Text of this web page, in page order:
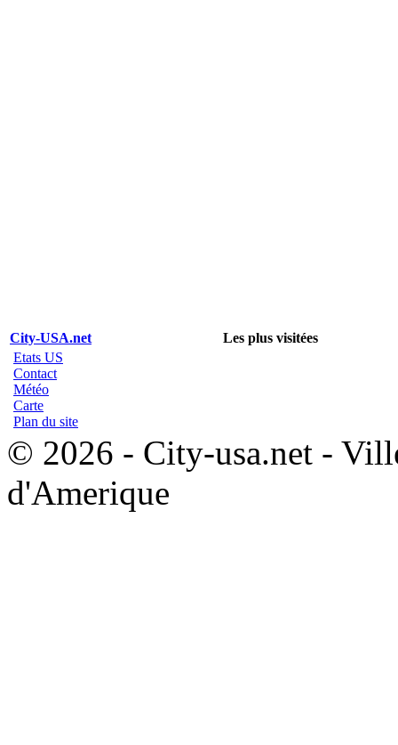
City-USA.net
Les plus visitées
Etats US
Contact
Météo
Carte
Plan du site
© 2026 - City-usa.net -
d'Amerique